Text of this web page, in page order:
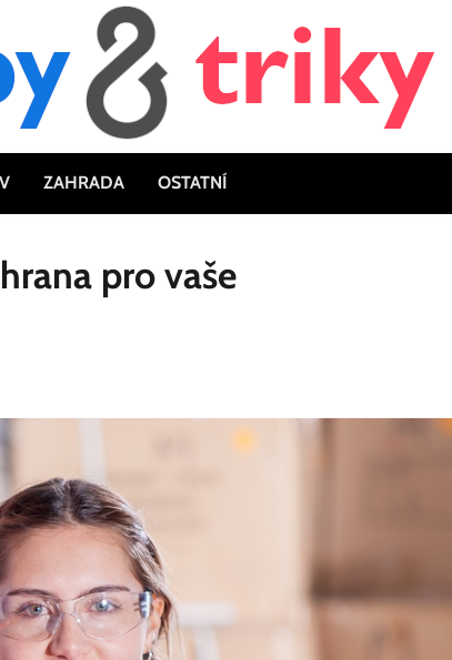
ZAHRADA OSTATNÍ
pro vaše